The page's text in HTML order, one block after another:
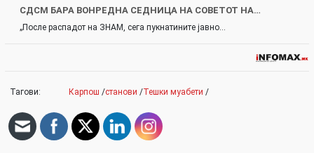
СДСМ БАРА ВОНРЕДНА СЕДНИЦА НА СОВЕТОТ НА…
„После распадот на ЗНАМ, сега пукнатините јавно…
Тагови: Карпош /станови /Тешки муабети /